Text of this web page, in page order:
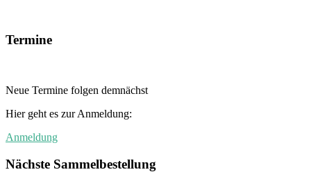
Termine
Neue Termine folgen demnächst
Hier geht es zur Anmeldung:
Anmeldung
Nächste Sammelbestellung